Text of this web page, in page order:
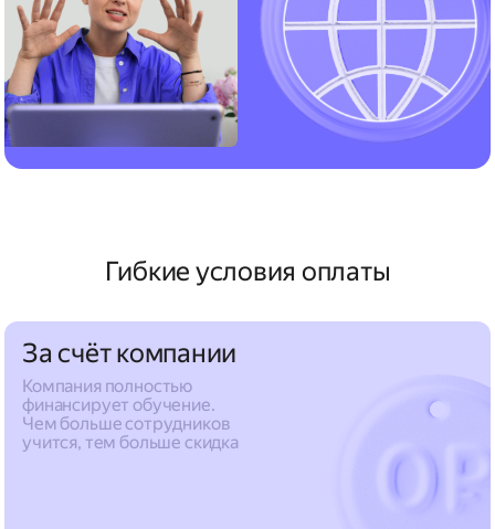
Гибкие условия оплаты
За счёт компании
Компания полностью
финансирует обучение.
Чем больше сотрудников
учится, тем больше скидка